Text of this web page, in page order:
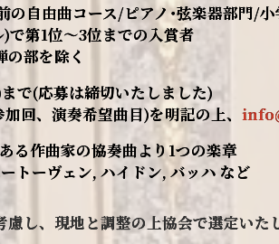
の自由曲コース/ピアノ･弦楽器部門/小
で第1位～3位までの入賞者
部を除く
で(応募は締切いたしました)
回、演奏希望曲目)を明記の上、
る作曲家の協奏曲より1つの楽章
トーヴェン, ハイドン, バッハ など
し、現地と調整の上協会で選定い